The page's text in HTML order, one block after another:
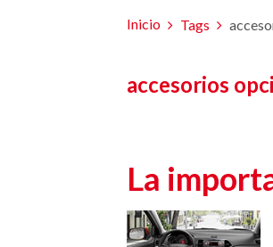
Inicio Tags
accesorios
La